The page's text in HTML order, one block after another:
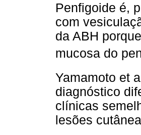
Penfigoide é,
com
da ABH
mucosa do
Yamamoto et
diagnóstico
clínicas
lesões